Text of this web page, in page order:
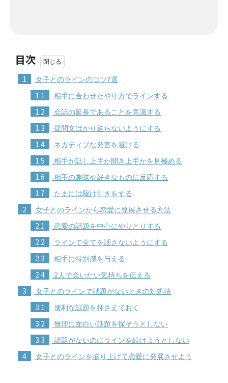
目次
1 女子とのラインのコツ7選
1.1 相手に合わせたやり方でラインする
1.2 会話の延長であることを意識する
1.3 疑問文ばかり送らないようにする
1.4 ネガティブな発言を避ける
1.5 相手が話し上手か聞き上手かを見極める
1.6 相手の趣味や好きなものに反応する
1.7 たまには駆け引きをする
2 女子とのラインから恋愛に発展させる方法
2.1 恋愛の話題を中心にやりとりする
2.2 ラインで全てを話さないようにする
2.3 相手に特別感を与える
2.4 2人で会いたい気持ちを伝える
3 女子とのラインで話題がないときの対処法
3.1 便利な話題を押さえておく
3.2 無理に面白い話題を探そうとしない
3.3 話題がないのにラインを続けようとしない
4 女子とのラインを盛り上げて恋愛に発展させよう